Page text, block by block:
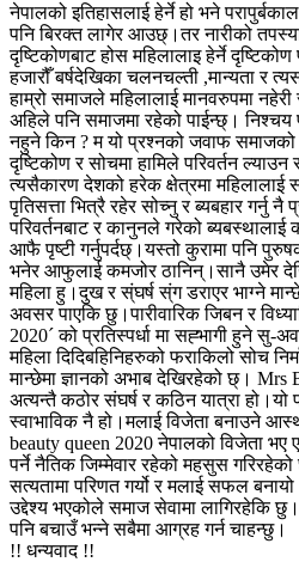
नेपालको इतिहासलाई हेर्ने हो भने
पनि बिरक्त लागेर आउछ्।तर नारीको
दृष्टिकोणबाट होस महिलालाइ हेर्ने
हजारौँ बर्षदेखिका चलनचल्ती ,मान्यता र
हाम्रो समाजले महिलालाई मानवरुपमा
अहिले पनि समाजमा रहेको पाईन्छ्। निश्चय
नहुने किन ? म यो प्रश्नको जवाफ समाजको
दृष्टिकोण र सोचमा हामिले परिवर्तन
त्यसैकारण देशको हरेक क्षेत्रमा महिलालाई
पृतिसत्ता भित्रै रहेर सोच्नु र ब्यबहार
परिवर्तनबाट र कानुनले गरेको
आफै पृष्टी गर्नुपर्दछ्।यस्तो कुरामा पनि
भनेर आफुलाई कमजोर ठानिन्।सानै उमेर
महिला हु।दुख र स्ंघर्ष स्ंग डराएर भाग्ने
अवसर पाएकि छु।पारीवारिक जिबन र
2020´ को प्रतिस्पर्धा मा सह्भागी हुने सु-
महिला दिदिबहिनिहरुको फराकिलो सोच
मान्छेमा ज्ञानको अभाब देखिरहेको छ्। Mrs
अत्यन्तै कठोर संघर्ष र कठिन यात्रा हो।यो
स्वाभाविक नै हो।मलाई विजेता बनाउने
beauty queen 2020 नेपालको विजेता भए
पर्ने नैतिक जिम्मेवार रहेको महसुस
सत्यतामा परिणत गर्यो र मलाई सफल
उद्देश्य भएकोले समाज सेवामा लागिरहेकि
पनि बचाउँ भन्ने सबैमा आग्रह गर्न चाहन्छु।
!! धन्यवाद !!